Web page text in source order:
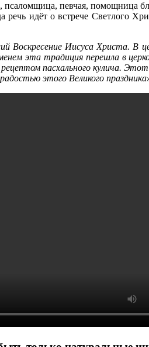
псаломщица, певчая, помощница
идёт о встрече Светлого
Воскресение Иисуса Христа.
эта традиция перешла в
пасхального кулича.
этого Великого